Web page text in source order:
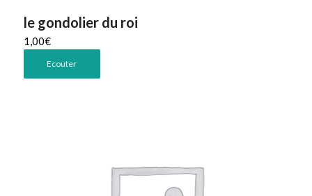
le gondolier du roi
1,00€
Ecouter